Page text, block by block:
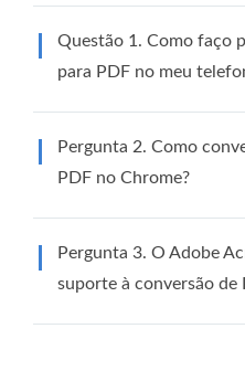
Questão 1. Como faço
para PDF no meu
Pergunta 2. Como
PDF no Chrome?
Pergunta 3. O Adobe
suporte à conversão de